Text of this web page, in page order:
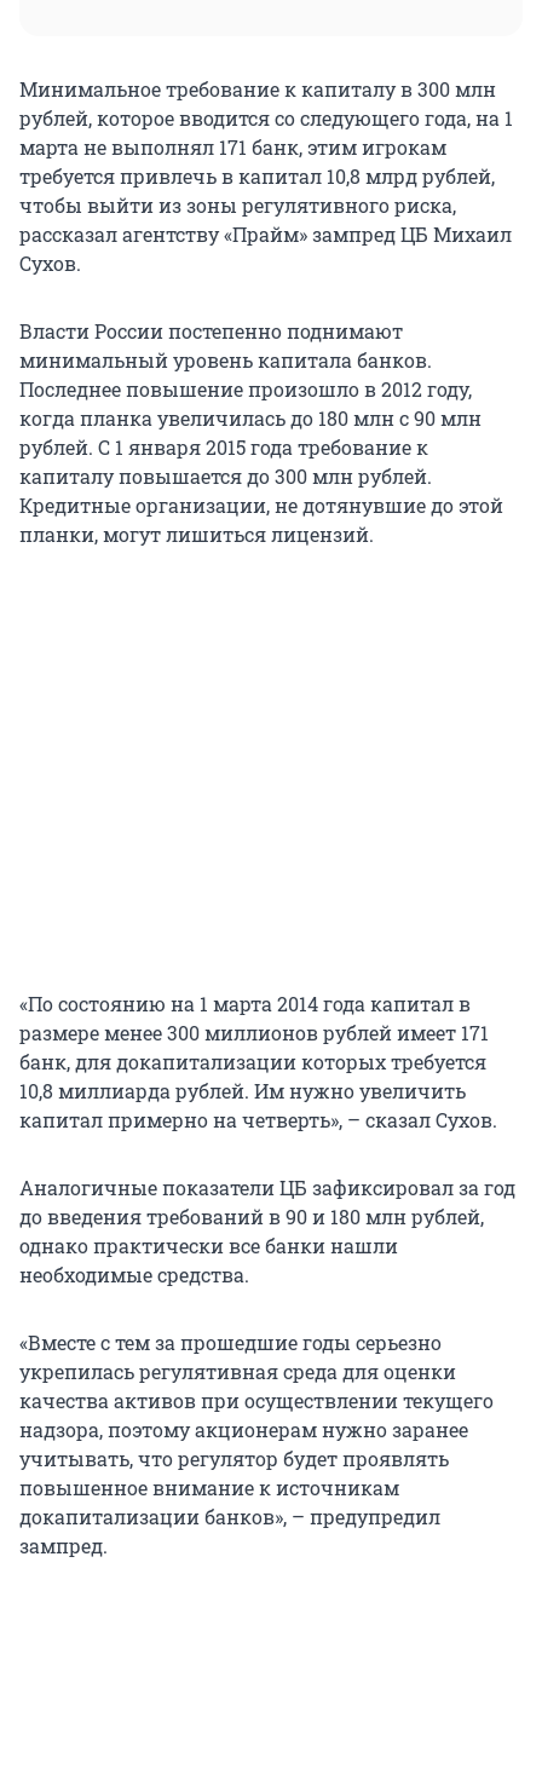
Минимальное требование к капиталу в 300 млн
рублей, которое вводится со следующего года, на 1
марта не выполнял 171 банк, этим игрокам
требуется привлечь в капитал 10,8 млрд рублей,
чтобы выйти из зоны регулятивного риска,
рассказал агентству «Прайм» зампред ЦБ Михаил
Сухов.
Власти России постепенно поднимают
минимальный уровень капитала банков.
Последнее повышение произошло в 2012 году,
когда планка увеличилась до 180 млн с 90 млн
рублей. С 1 января 2015 года требование к
капиталу повышается до 300 млн рублей.
Кредитные организации, не дотянувшие до этой
планки, могут лишиться лицензий.
«По состоянию на 1 марта 2014 года капитал в
размере менее 300 миллионов рублей имеет 171
банк, для докапитализации которых требуется
10,8 миллиарда рублей. Им нужно увеличить
капитал примерно на четверть», – сказал Сухов.
Аналогичные показатели ЦБ зафиксировал за год
до введения требований в 90 и 180 млн рублей,
однако практически все банки нашли
необходимые средства.
«Вместе с тем за прошедшие годы серьезно
укрепилась регулятивная среда для оценки
качества активов при осуществлении текущего
надзора, поэтому акционерам нужно заранее
учитывать, что регулятор будет проявлять
повышенное внимание к источникам
докапитализации банков», – предупредил
зампред.